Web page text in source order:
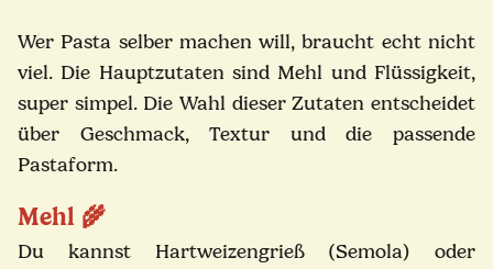
Wer Pasta selber machen will, braucht echt nicht
viel. Die Hauptzutaten sind Mehl und Flüssigkeit,
super simpel. Die Wahl dieser Zutaten entscheidet
über Geschmack, Textur und die passende
Pastaform.
Mehl 🌾
Du kannst Hartweizengrieß (Semola) oder